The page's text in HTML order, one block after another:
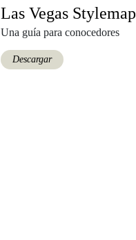
Las Vegas Stylemap
Una guía para conocedores
Descargar